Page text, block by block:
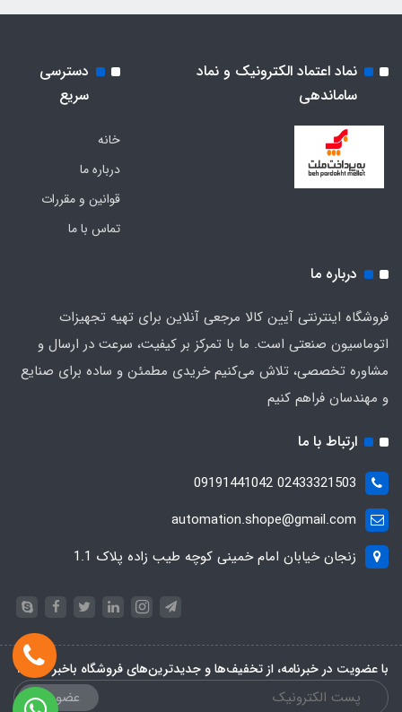
نماد اعتماد الکترونیک و نماد
ساماندهی
دسترسی
سریع
خانه
درباره ما
قوانین و مقررات
تماس با ما
درباره ما
فروشگاه اینترنتی آیین کالا مرجعی آنلاین برای تهیه تجهیزات
اتوماسیون صنعتی است. ما با تمرکز بر کیفیت، سرعت در ارسال و
مشاوره تخصصی، تلاش می‌کنیم خریدی مطمئن و ساده برای صنایع
و مهندسان فراهم کنیم
ارتباط با ما
02433321503 09191441042
automation.shope@gmail.com
زنجان خیابان امام خمینی کوچه طیب زاده پلاک 1.1
با عضویت در خبرنامه، از تخفیف‌ها و جدیدترین‌های فروشگاه باخبر شوید:
عضویت